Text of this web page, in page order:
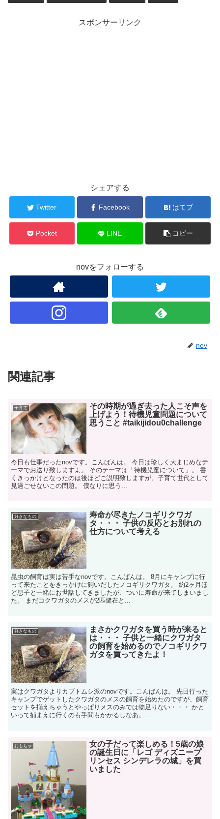
スポンサーリンク
シェアする
Twitter Facebook はてブ
Pocket LINE コピー
novをフォローする
nov
関連記事
子育て
その時期が過ぎ去った人こそ声を
上げよう！待機児童問題について
思うこと #taikijidou0challenge
今日も仕事だったnovです。こんばんは。 今日は珍しく大まじめなテ
ーマでお送り致しますよ。 そのテーマは「待機児童について」。 書
くきっかけとなったのは後ほどご説明致しますが、子育て世代として
見過ごせないこの問題。 僕なりに思う...
好きなもの
寿命が尽きたノコギリクワガ
タ・・・ 子供の反応とお別れの
仕方について考える
昆虫の飼育は実は苦手なnovです。こんばんは。 8月にキャンプに行
って来たことをきっかけに飼いだしたノコギリクワガタ。 約2ヶ月ほ
ど息子と一緒にお世話してきましたが、ついに寿命が来てしまいまし
た。 まだコクワガタのメスが2匹健在と...
好きなもの
まさかクワガタを買う時が来ると
は・・・ 子供と一緒にクワガタ
の飼育を始めるのでノコギリクワ
ガタを買ってきたよ！
実はクワガタよりカブトムシ派のnovです。こんばんは。 先日行った
キャンプでゲットしたクワガタのメスの飼育を始めたのですが、飼育
セットを揃えちゃうとやっぱりメスのみでは物足りない・・・ かと
いって捕まえに行くのも手間もかかるしなあ。...
おもちゃ
女の子だって楽しめる！5歳の娘
の誕生日に「レゴ ディズニープ
リンセス シンデレラの城」を買
いました